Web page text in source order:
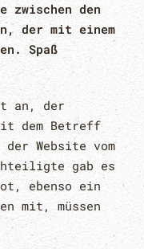
den
der mit einem
Spaß
an, der
dem Betreff
Website vom
gab es
ebenso ein
mit, müssen